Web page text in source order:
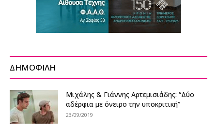
ΔΗΜΟΦΙΛΗ
Μιχάλης & Γιάννης Αρτεμισιάδης: “Δύο
αδέρφια με όνειρο την υποκριτική”
23/09/2019